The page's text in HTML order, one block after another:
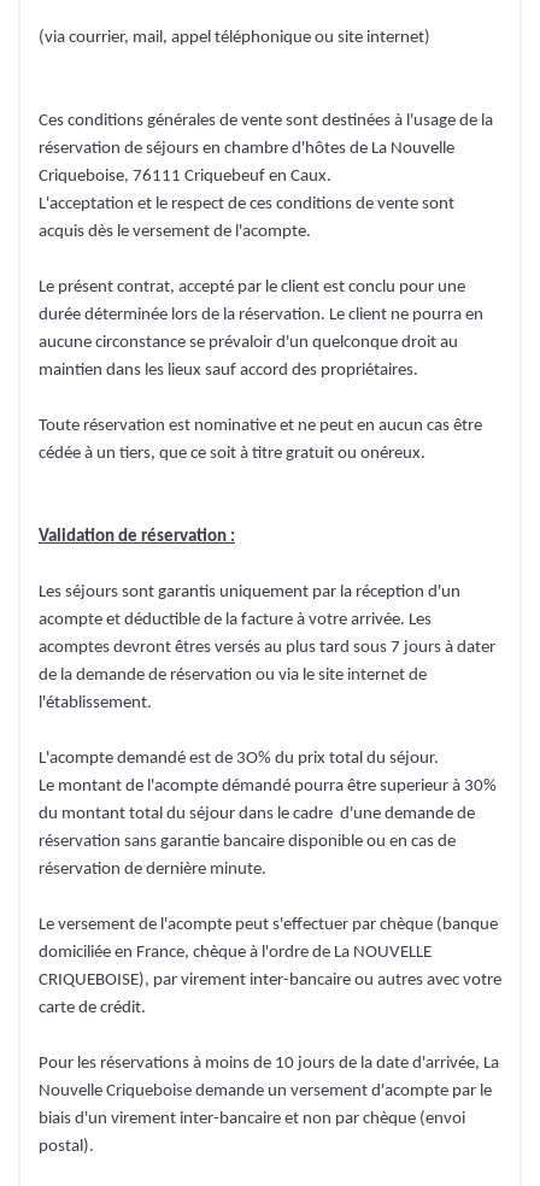
(via courrier, mail, appel téléphonique ou site internet)
Ces conditions générales de vente sont destinées à l'usage de la
réservation de séjours en chambre d'hôtes de La Nouvelle
Criqueboise, 76111 Criquebeuf en Caux.
L'acceptation et le respect de ces conditions de vente sont
acquis dès le versement de l'acompte.
Le présent contrat, accepté par le client est conclu pour une
durée déterminée lors de la réservation. Le client ne pourra en
aucune circonstance se prévaloir d'un quelconque droit au
maintien dans les lieux sauf accord des propriétaires.
Toute réservation est nominative et ne peut en aucun cas être
cédée à un tiers, que ce soit à titre gratuit ou onéreux.
Validation de réservation :
Les séjours sont garantis uniquement par la réception d'un
acompte et déductible de la facture à votre arrivée. Les
acomptes devront êtres versés au plus tard sous 7 jours à dater
de la demande de réservation ou via le site internet de
l'établissement.
L'acompte demandé est de 3O% du prix total du séjour.
Le montant de l'acompte démandé pourra être superieur à 30%
du montant total du séjour dans le cadre d'une demande de
réservation sans garantie bancaire disponible ou en cas de
réservation de dernière minute.
Le versement de l'acompte peut s'effectuer par chèque (banque
domiciliée en France, chèque à l'ordre de La NOUVELLE
CRIQUEBOISE), par virement inter-bancaire ou autres avec votre
carte de crédit.
Pour les réservations à moins de 10 jours de la date d'arrivée, La
Nouvelle Criqueboise demande un versement d'acompte par le
biais d'un virement inter-bancaire et non par chèque (envoi
postal).